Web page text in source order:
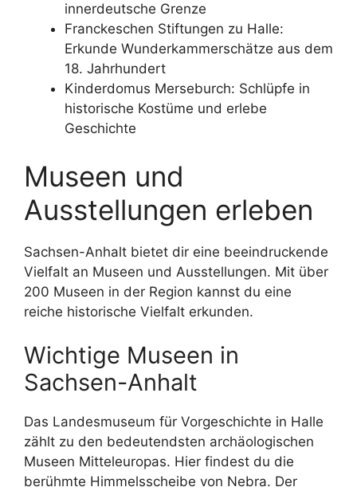
innerdeutsche Grenze
Franckeschen Stiftungen zu Halle:
Erkunde Wunderkammerschätze aus dem
18. Jahrhundert
Kinderdomus Merseburch: Schlüpfe in
historische Kostüme und erlebe
Geschichte
Museen und
Ausstellungen erleben
Sachsen-Anhalt bietet dir eine beeindruckende
Vielfalt an Museen und Ausstellungen. Mit über
200 Museen in der Region kannst du eine
reiche historische Vielfalt erkunden.
Wichtige Museen in
Sachsen-Anhalt
Das Landesmuseum für Vorgeschichte in Halle
zählt zu den bedeutendsten archäologischen
Museen Mitteleuropas. Hier findest du die
berühmte Himmelsscheibe von Nebra. Der